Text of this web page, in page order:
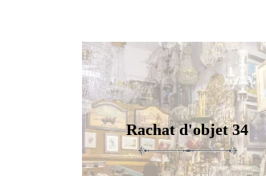
Rachat d'objet 34